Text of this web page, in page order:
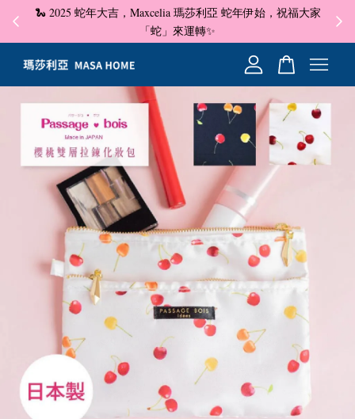
🐍 2025 蛇年大吉，Maxcelia 瑪莎利亞 蛇年伊始，祝福大家
「蛇」來運轉✨
✦
您的購物車目前還是空的。
繼續購物